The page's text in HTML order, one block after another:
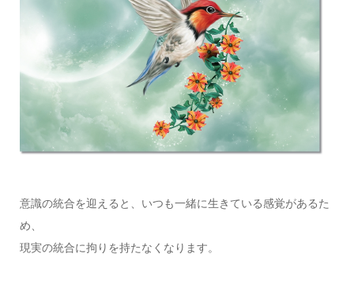
意識の統合を迎えると、いつも一緒に生きている感覚があるた
め、
現実の統合に拘りを持たなくなります。